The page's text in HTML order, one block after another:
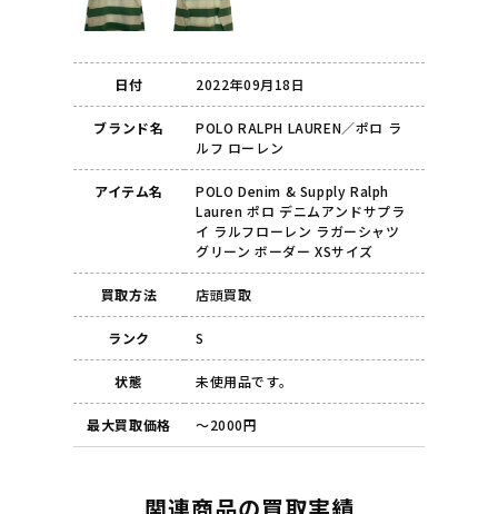
日付 2022年09月18日
ブランド名
POLO RALPH LAUREN／ポロ ラ
ルフ ローレン
アイテム名
POLO Denim & Supply Ralph
Lauren ポロ デニムアンドサプラ
イ ラルフローレン ラガーシャツ
グリーン ボーダー XSサイズ
買取方法 店頭買取
ランク S
状態 未使用品です。
最大買取価格 ～2000円